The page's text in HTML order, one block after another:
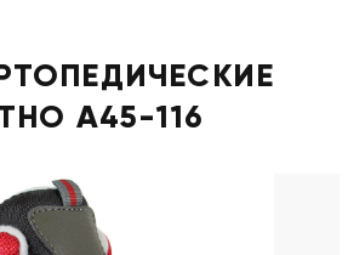
A45-116